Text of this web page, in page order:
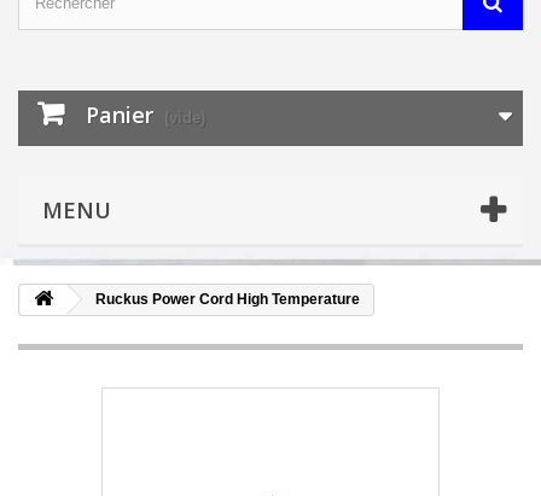
Panier (vide)
MENU
Ruckus Power Cord High Temperature